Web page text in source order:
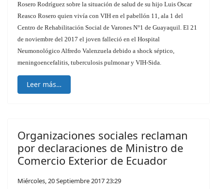
Rosero Rodríguez sobre la situación de salud de su hijo Luis Oscar
Reasco Rosero quien vivía con VIH en el pabellón 11, ala 1 del
Centro de Rehabilitación Social de Varones N°1 de Guayaquil. El 21
de noviembre del 2017 el joven falleció en el Hospital
Neumonológico Alfredo Valenzuela debido a shock séptico,
meningoencefalitis, tuberculosis pulmonar y VIH-Sida.
Leer más…
Organizaciones sociales reclaman
por declaraciones de Ministro de
Comercio Exterior de Ecuador
Miércoles, 20 Septiembre 2017 23:29